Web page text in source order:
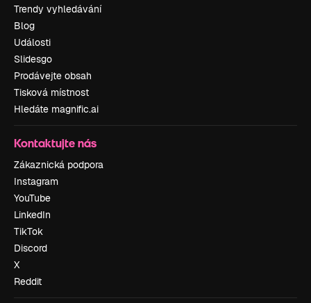
Trendy vyhledávání
Blog
Události
Slidesgo
Prodávejte obsah
Tisková místnost
Hledáte magnific.ai
Kontaktujte nás
Zákaznická podpora
Instagram
YouTube
LinkedIn
TikTok
Discord
X
Reddit